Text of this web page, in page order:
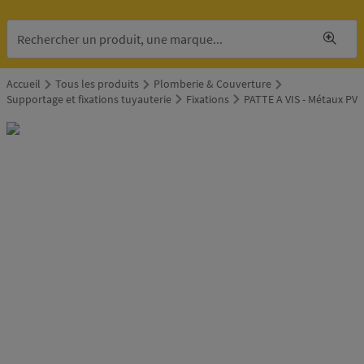
Accueil Tous les produits
Plomberie & Couverture
Supportage et fixations tuyauterie
Fixations PATTE A VIS - Métaux PV